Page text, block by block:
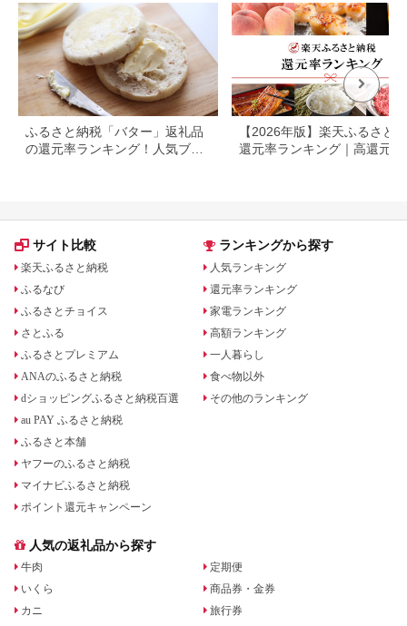
ふるさと納税「バター」返礼品
の還元率ランキング！人気ブラ
【2026年版】楽天ふるさと
還元率ランキング｜高還元率
サイト比較
楽天ふるさと納税
ふるなび
ふるさとチョイス
さとふる
ふるさとプレミアム
ANAのふるさと納税
dショッピングふるさと納税百選
au PAY ふるさと納税
ふるさと本舗
ヤフーのふるさと納税
マイナビふるさと納税
ポイント還元キャンペーン
ランキングから探す
人気ランキング
還元率ランキング
家電ランキング
高額ランキング
一人暮らし
食べ物以外
その他のランキング
人気の返礼品から探す
牛肉
いくら
カニ
定期便
商品券・金券
旅行券